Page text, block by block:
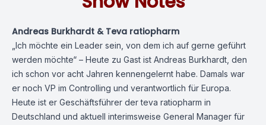
Andreas Burkhardt & Teva ratiopharm
„Ich möchte ein Leader sein, von dem ich auf gerne geführt
werden möchte“ – Heute zu Gast ist Andreas Burkhardt, den
ich schon vor acht Jahren kennengelernt habe. Damals war
er noch VP im Controlling und verantwortlich für Europa.
Heute ist er Geschäftsführer derteva ratiopharm in
Deutschland und aktuell interimsweise General Manager für